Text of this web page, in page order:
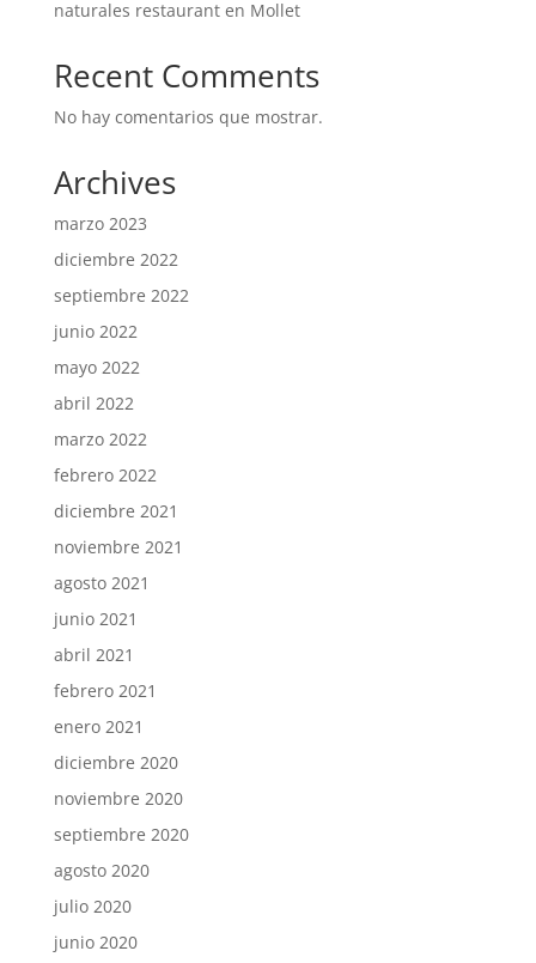
naturales restaurant en Mollet
Recent Comments
No hay comentarios que mostrar.
Archives
marzo 2023
diciembre 2022
septiembre 2022
junio 2022
mayo 2022
abril 2022
marzo 2022
febrero 2022
diciembre 2021
noviembre 2021
agosto 2021
junio 2021
abril 2021
febrero 2021
enero 2021
diciembre 2020
noviembre 2020
septiembre 2020
agosto 2020
julio 2020
junio 2020